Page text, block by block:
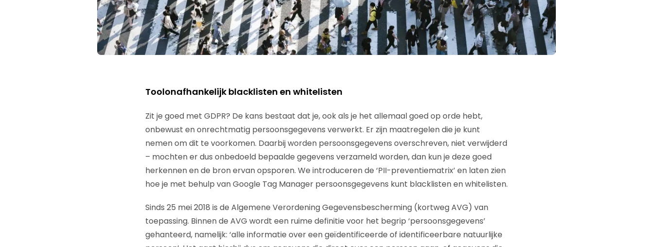
Toolonafhankelijk blacklisten en whitelisten
Zit je goed met GDPR? De kans bestaat dat je, ook als je het allemaal goed op orde hebt,
onbewust en onrechtmatig persoonsgegevens verwerkt. Er zijn maatregelen die je kunt
nemen om dit te voorkomen. Daarbij worden persoonsgegevens overschreven, niet verwijderd
– mochten er dus onbedoeld bepaalde gegevens verzameld worden, dan kun je deze goed
herkennen en de bron ervan opsporen. We introduceren de ‘PII-preventiematrix’ en laten zien
hoe je met behulp van Google Tag Manager persoonsgegevens kunt blacklisten en whitelisten.
Sinds 25 mei 2018 is de Algemene Verordening Gegevensbescherming (kortweg AVG) van
toepassing. Binnen de AVG wordt een ruime definitie voor het begrip ‘persoonsgegevens’
gehanteerd, namelijk: ‘alle informatie over een geïdentificeerde of identificeerbare natuurlijke